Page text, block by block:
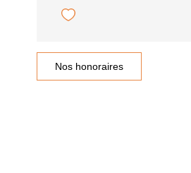
Nos honoraires